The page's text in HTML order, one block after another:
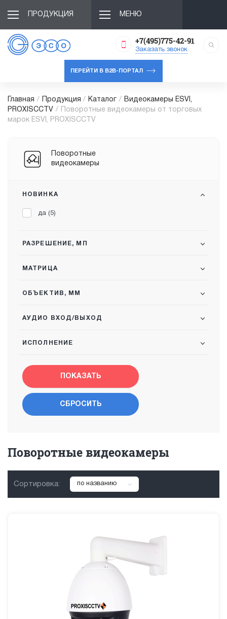
ПРОДУКЦИЯ МЕНЮ
+7(495)775-42-91
Заказать звонок
ПЕРЕЙТИ В B2B-ПОРТАЛ
Главная / Продукция / Каталог /
Видеокамеры ESVI,
PROXISCCTV /
Поворотные видеокамеры от торговых
марок ESVI, PROXISCCTV
Поворотные
видеокамеры
НОВИНКА
да (5)
РАЗРЕШЕНИЕ, МП
МАТРИЦА
ОБЪЕКТИВ, ММ
АУДИО ВХОД/ВЫХОД
ИСПОЛНЕНИЕ
Поворотные видеокамеры
Сортировка: по названию